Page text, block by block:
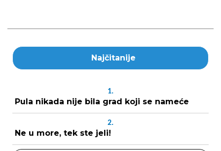
Najčitanije
1.
Pula nikada nije bila grad koji se nameće
2.
Ne u more, tek ste jeli!